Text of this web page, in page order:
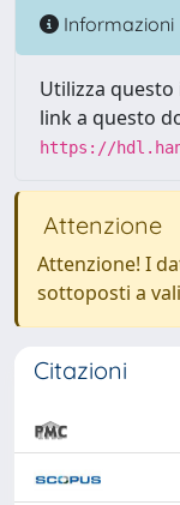
Informazioni
Utilizza
link a questo
https://
Attenzione
Attenzione! I
sottoposti a
Citazioni